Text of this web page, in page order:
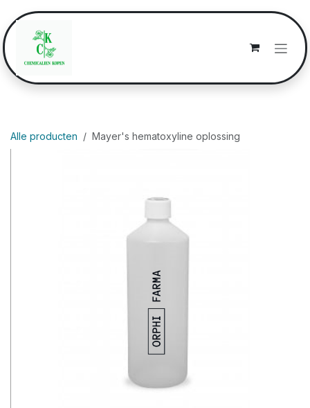
Alle producten Mayer's hematoxyline oplossing